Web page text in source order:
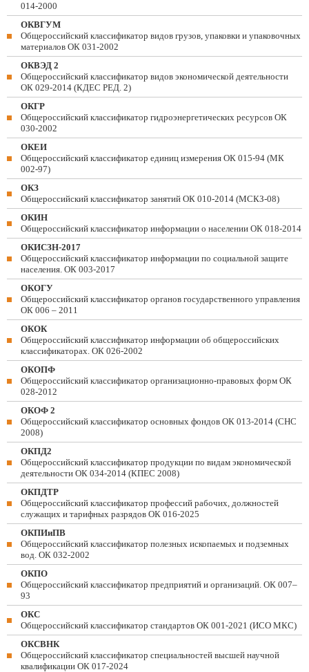
014-2000
ОКВГУМ
Общероссийский классификатор видов грузов, упаковки и упаковочных
материалов ОК 031-2002
ОКВЭД 2
Общероссийский классификатор видов экономической деятельности
ОК 029-2014 (КДЕС РЕД. 2)
ОКГР
Общероссийский классификатор гидроэнергетических ресурсов ОК
030-2002
ОКЕИ
Общероссийский классификатор единиц измерения ОК 015-94 (МК
002-97)
ОКЗ
Общероссийский классификатор занятий ОК 010-2014 (МСКЗ-08)
ОКИН
Общероссийский классификатор информации о населении ОК 018-2014
ОКИСЗН-2017
Общероссийский классификатор информации по социальной защите
населения. ОК 003-2017
ОКОГУ
Общероссийский классификатор органов государственного управления
ОК 006 – 2011
ОКОК
Общероссийский классификатор информации об общероссийских
классификаторах. ОК 026-2002
ОКОПФ
Общероссийский классификатор организационно-правовых форм ОК
028-2012
ОКОФ 2
Общероссийский классификатор основных фондов ОК 013-2014 (СНС
2008)
ОКПД2
Общероссийский классификатор продукции по видам экономической
деятельности ОК 034-2014 (КПЕС 2008)
ОКПДТР
Общероссийский классификатор профессий рабочих, должностей
служащих и тарифных разрядов ОК 016-2025
ОКПИиПВ
Общероссийский классификатор полезных ископаемых и подземных
вод. ОК 032-2002
ОКПО
Общероссийский классификатор предприятий и организаций. ОК 007–
93
ОКС
Общероссийский классификатор стандартов ОК 001-2021 (ИСО МКС)
ОКСВНК
Общероссийский классификатор специальностей высшей научной
квалификации ОК 017-2024